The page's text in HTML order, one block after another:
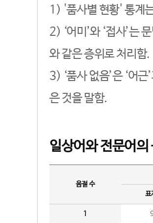
1) '품사별 현황' 통계
2) ‘어미’와 ‘접사’는
와 같은 층위로 처리함.
3) ‘품사 없음’은 ‘어
은 것을 말함.
일상어와 전문어의
음절 수
표
1